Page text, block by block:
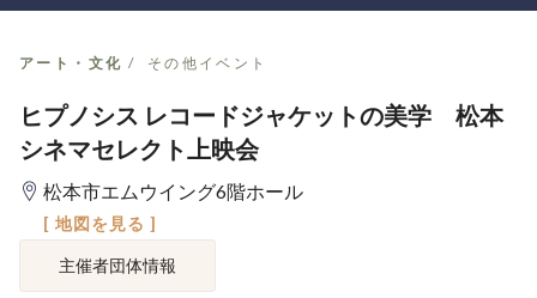
アート・文化 その他イベント
ヒプノシス レコードジャケットの美学 松本
シネマセレクト上映会
松本市エムウイング6階ホール
[ 地図を見る ]
主催者団体情報